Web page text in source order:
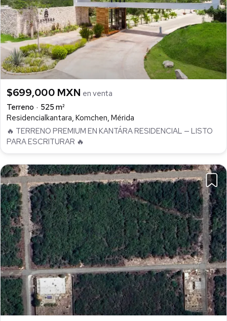
$699,000 MXN en venta
Terreno
525 m²
Residencialkantara, Komchen, Mérida
🔥 TERRENO PREMIUM EN KANTÁRA RESIDENCIAL — LISTO
PARA ESCRITURAR 🔥